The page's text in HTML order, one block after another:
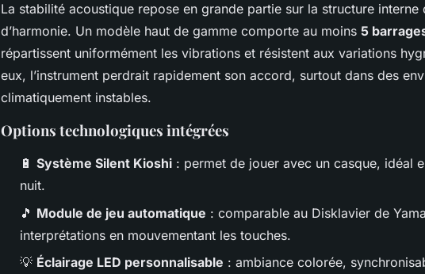
La stabilité acoustique repose en grande partie sur la structure interne
d’harmonie. Un modèle haut de gamme comporte au moins 5
répartissent uniformément les vibrations et résistent aux variations
eux, l’instrument perdrait rapidement son accord, surtout dans des
climatiquement instables.
Options technologiques intégrées
🔋 Système Silent Kioshi : permet de jouer avec un casque, idéal
nuit.
🎵 Module de jeu automatique : comparable au Disklavier de
interprétations en mouvementant les touches.
💡 Éclairage LED personnalisable : ambiance colorée,